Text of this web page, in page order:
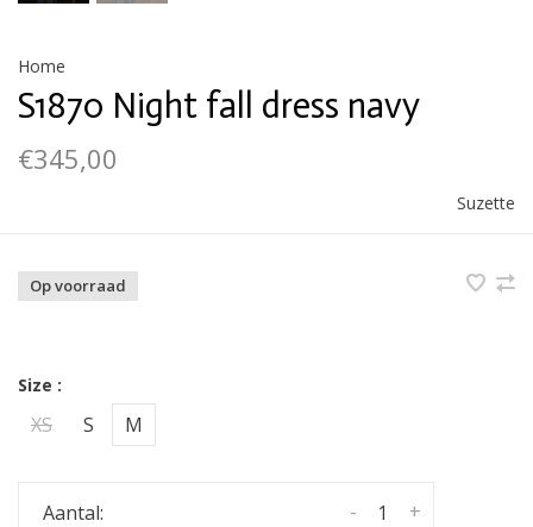
Home
S1870 Night fall dress navy
€345,00
Suzette
Op voorraad
Size :
XS S M
Aantal: +
-